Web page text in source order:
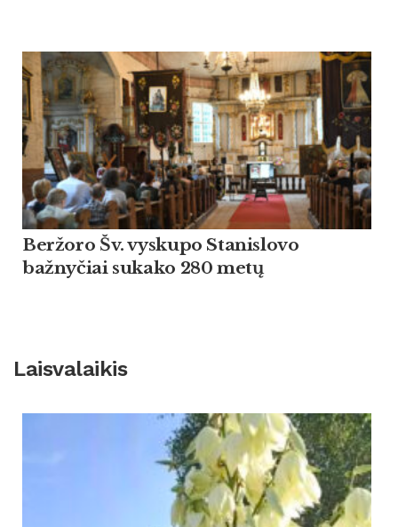
Beržoro Šv. vyskupo Stanislovo
bažnyčiai sukako 280 metų
Laisvalaikis